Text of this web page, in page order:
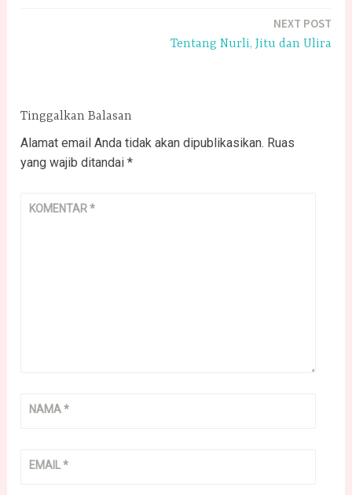
NEXT POST
Tentang Nurli, Jitu dan Ulira
Tinggalkan Balasan
Alamat email Anda tidak akan dipublikasikan. Ruas
yang wajib ditandai*
KOMENTAR*
NAMA*
EMAIL*